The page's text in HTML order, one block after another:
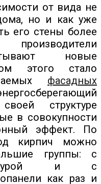
от вида не
но и как уже
его стены более
новые
этого стало
фасадных
структуре
в совокупности
эффект. По
кирпич можно
группы: с
и с
как раз и